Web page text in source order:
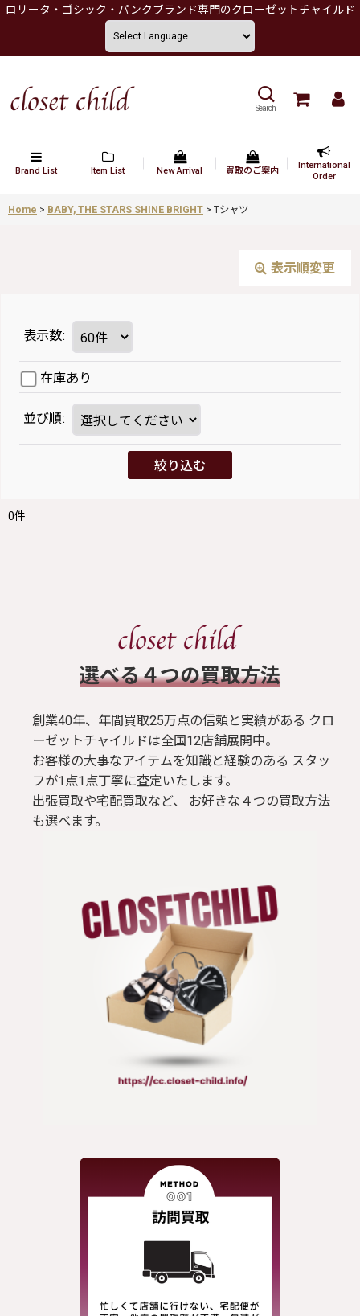
ロリータ・ゴシック・パンクブランド専門のクローゼットチャイルド
Search
Brand List Item List New Arrival 買取のご案内
International
Order
Home > BABY, THE STARS SHINE BRIGHT > Tシャツ
表示順変更
表示数:
在庫あり
並び順:
絞り込む
0件
​選べる４つの買取方法
創業40年、年間買取25万点の信頼と実績がある クロ
ーゼットチャイルドは全国12店舗展開中。
お客様の大事なアイテムを知識と経験のある スタッ
フが1点1点丁寧に査定いたします。
出張買取や宅配買取など、 お好きな４つの買取方法
も選べます。